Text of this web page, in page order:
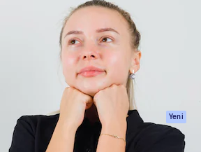
AI Asistanı
oluşturucu
AI ses oluşturucu
Stok içerik
Başlayın
Academy
Dokümantasyon
Destek
Kullanım Şartları
Gizlilik Politikası
Orijinaller
Yeni
Çerez politikası